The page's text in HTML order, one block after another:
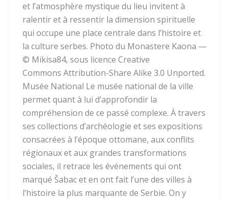
et l’atmosphère mystique du lieu invitent à
ralentir et à ressentir la dimension spirituelle
qui occupe une place centrale dans l’histoire et
la culture serbes. Photo du Monastere Kaona —
© Mikisa84, sous licence Creative
Commons Attribution-Share Alike 3.0 Unported.
Musée National Le musée national de la ville
permet quant à lui d’approfondir la
compréhension de ce passé complexe. À travers
ses collections d’archéologie et ses expositions
consacrées à l’époque ottomane, aux conflits
régionaux et aux grandes transformations
sociales, il retrace les événements qui ont
marqué Šabac et en ont fait l’une des villes à
l’histoire la plus marquante de Serbie. On y